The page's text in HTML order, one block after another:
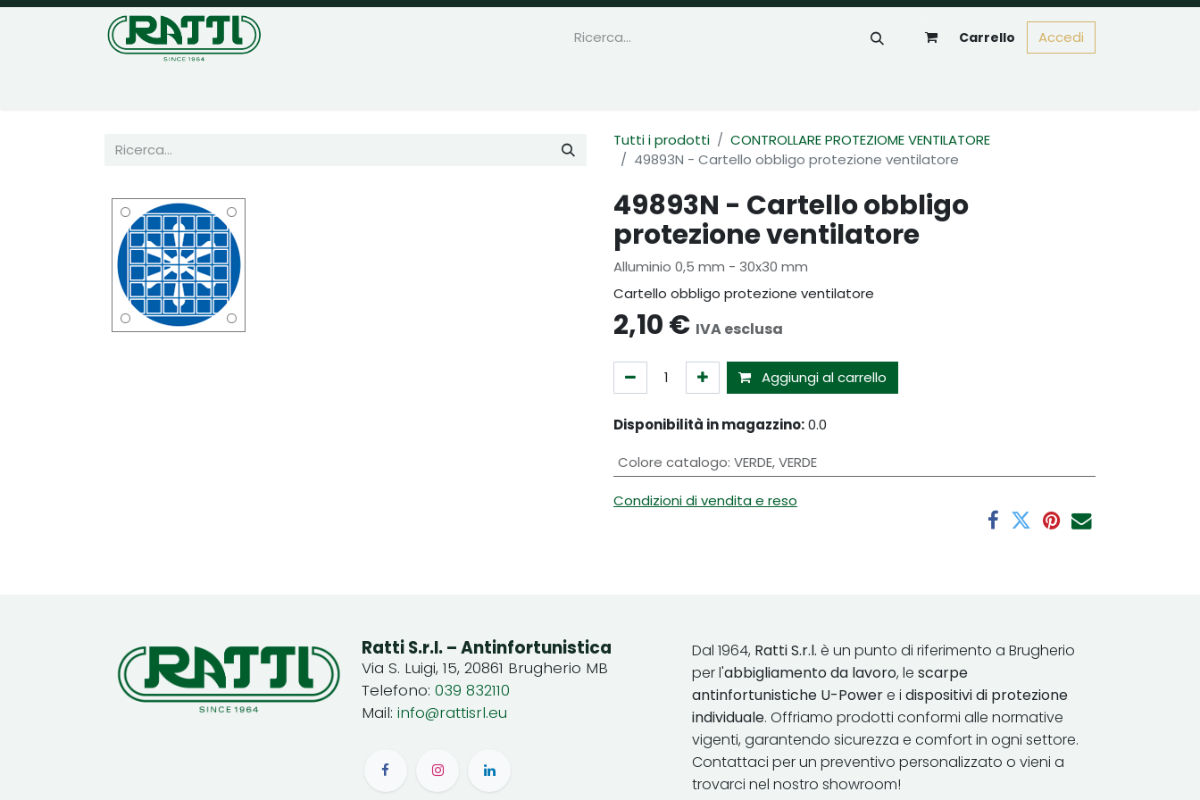
Carrello Accedi
Tutti i prodotti
CONTROLLARE PROTEZIOME VENTILATORE
49893N - Cartello obbligo protezione ventilatore
49893N - Cartello obbligo
protezione ventilatore
Alluminio 0,5 mm - 30x30 mm
Cartello obbligo protezione ventilatore
2,10€ IVA esclusa
Aggiungi al carrello
Disponibilità in magazzino:0.0
Colore catalogo: VERDE,VERDE
Condizioni di vendita e reso
Dal 1964, Ratti S.r.l. è un punto di riferimento a Brugherio
per l'abbigliamento da lavoro, le scarpe
antinfortunistiche U-Powere i dispositivi di protezione
individuale. Offriamo prodotti conformi alle normative
vigenti, garantendo sicurezza e comfort in ​ogni settore.
Contattaci per un preventivo personalizzato o vieni a
trovarci nel nostro showroom!
Ratti S.r.l. – Antinfortunistica
Via S. Luigi, 15, 20861 Brugherio MB
Telefono: 039 832110
Mail: info@rattisrl.eu